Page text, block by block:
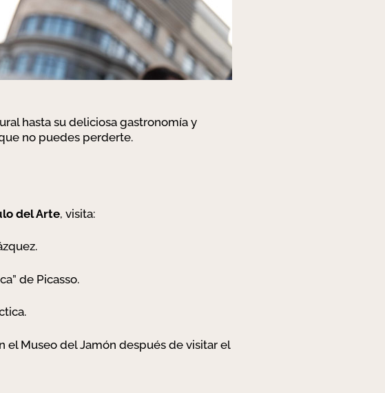
hasta su deliciosa gastronomía y
no puedes perderte.
del Arte, visita:
de Picasso.
el Museo del Jamón después de visitar el